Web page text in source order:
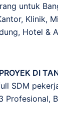
untuk
Klinik,
Hotel &
DI
SDM
Profesional,